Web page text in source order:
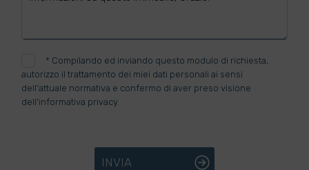
* Compilando ed inviando questo modulo di richiesta,
autorizzo il trattamento dei miei dati personali ai sensi
dell'attuale normativa e confermo di aver preso visione
dell'informativa privacy.
INVIA